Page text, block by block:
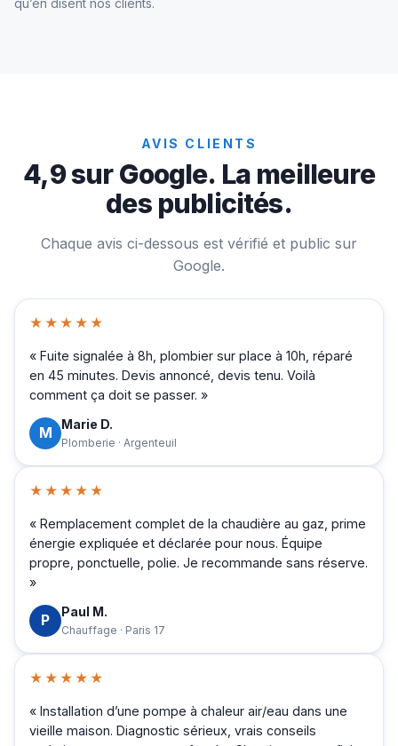
qu’en disent nos clients.
AVIS CLIENTS
4,9 sur Google. La meilleure
des publicités.
Chaque avis ci-dessous est vérifié et public sur
Google.
★★★★★
« Fuite signalée à 8h, plombier sur place à 10h, réparé
en 45 minutes. Devis annoncé, devis tenu. Voilà
comment ça doit se passer. »
M Marie D.
Plomberie · Argenteuil
★★★★★
« Remplacement complet de la chaudière au gaz, prime
énergie expliquée et déclarée pour nous. Équipe
propre, ponctuelle, polie. Je recommande sans réserve.
»
P Paul M.
Chauffage · Paris 17
★★★★★
« Installation d’une pompe à chaleur air/eau dans une
vieille maison. Diagnostic sérieux, vrais conseils